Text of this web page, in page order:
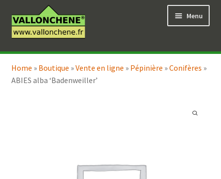
à
la
au
contenu
Menu
Vente en ligne
menu
Coaching pour le jardin
Ouvrir
Home » Boutique »Vente en ligne » Pépinière »Conifères »
ABIES alba ‘Badenweiller’